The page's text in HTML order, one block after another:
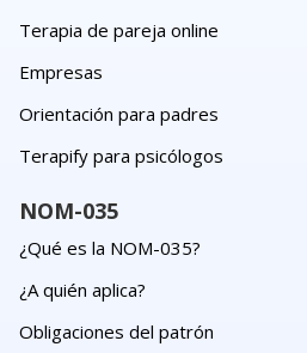
Terapia de pareja online
Empresas
Orientación para padres
Terapify para psicólogos
NOM-035
¿Qué es la NOM-035?
¿A quién aplica?
Obligaciones del patrón